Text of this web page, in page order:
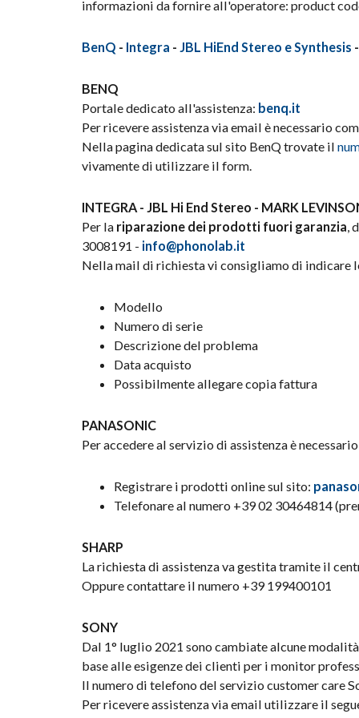
informazioni da fornire all'operatore: product
BenQ - Integra - JBL HiEnd Stereo e Synthesis
BENQ
Portale dedicato all'assistenza: benq.it
Per ricevere assistenza via email è necessario
Nella pagina dedicata sul sito BenQ trovate il
vivamente di utilizzare il form.
INTEGRA - JBL Hi End Stereo - MARK
Per la riparazione dei prodotti fuori garanzia,
3008191 - info@phonolab.it
Nella mail di richiesta vi consigliamo di indicare
Modello
Numero di serie
Descrizione del problema
Data acquisto
Possibilmente allegare copia fattura
PANASONIC
Per accedere al servizio di assistenza è
Registrare i prodotti online sul sito:
Telefonare al numero +39 02 30464814
SHARP
La richiesta di assistenza va gestita tramite il
Oppure contattare il numero +39 199400101
SONY
Dal 1° luglio 2021 sono cambiate alcune
base alle esigenze dei clienti per i monitor
Il numero di telefono del servizio customer care
Per ricevere assistenza via email utilizzare il